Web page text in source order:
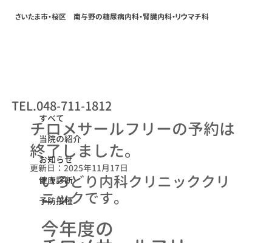
さいたま市・桜区 南与野の糖尿病内科・腎臓内科・リウマチ科
TEL.048-711-1812
すべて
当院の紹介
お知らせ
健康診断
予防接種
チロメサールフリーの予約は
終了しました。
2025年11月14日
更新日： 2025年11月17日
いろどり内科クリニッククリ
ニックです。
今年度の